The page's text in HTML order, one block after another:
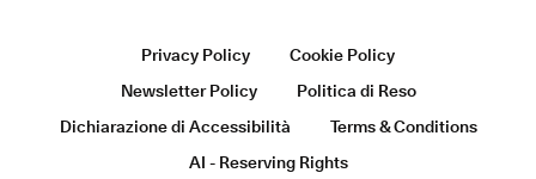
Privacy Policy
Cookie Policy
Newsletter Policy
Politica di Reso
Dichiarazione di Accessibilità
Terms & Conditions
AI - Reserving Rights